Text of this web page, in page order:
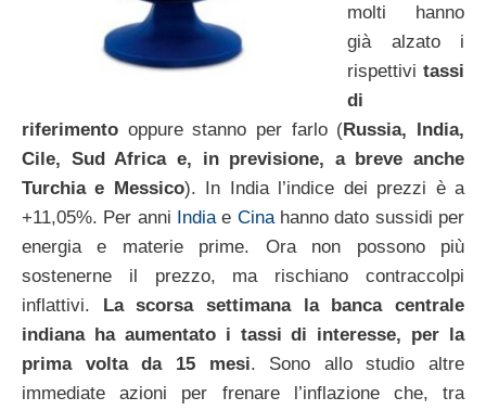
molti hanno
già alzato i
rispettivi tassi
di
riferimento oppure stanno per farlo (Russia, India,
Cile, Sud Africa e, in previsione, a breve anche
Turchia e Messico). In India l’indice dei prezzi è a
+11,05%. Per anni Indiae Cinahanno dato sussidi per
energia e materie prime. Ora non possono più
sostenerne il prezzo, ma rischiano contraccolpi
inflattivi. La scorsa settimana la banca centrale
indiana ha aumentato i tassi di interesse, per la
prima volta da 15 mesi. Sono allo studio altre
immediate azioni per frenare l’inflazione che, tra